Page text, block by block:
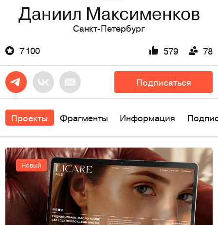
Даниил Максименков
Санкт-Петербург
7 100
579 78
Подписаться
Проекты Фрагменты Информация
Новый